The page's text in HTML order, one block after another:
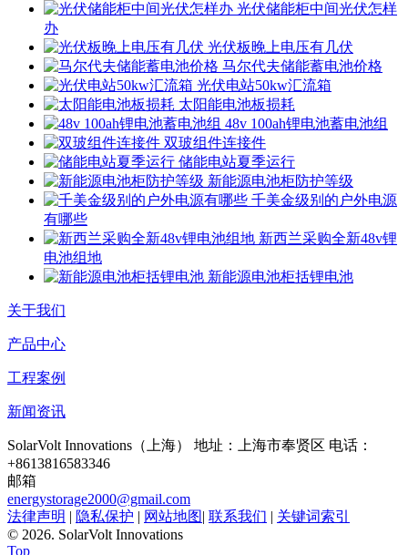
光伏储能柜中间光伏怎样
办
光伏板晚上电压有几伏
马尔代夫储能蓄电池价格
光伏电站50kw汇流箱
太阳能电池板损耗
48v 100ah锂电池蓄电池组
双玻组件连接件
储能电站夏季运行
新能源电池柜防护等级
千美金级别的户外电源
有哪些
新西兰采购全新48v锂
电池组地
新能源电池柜括锂电池
关于我们
产品中心
工程案例
新闻资讯
SolarVolt Innovations（上海） 地址：上海市奉贤区 电话：
+8613816583346
邮箱
energystorage2000@gmail.com
法律声明 | 隐私保护 | 网站地图| 联系我们 | 关键词索引
© 2026. SolarVolt Innovations
Top